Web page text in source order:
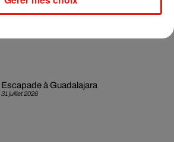
Becky G sur son nouveau single
31 juillet 2026
Escapade à Guadalajara